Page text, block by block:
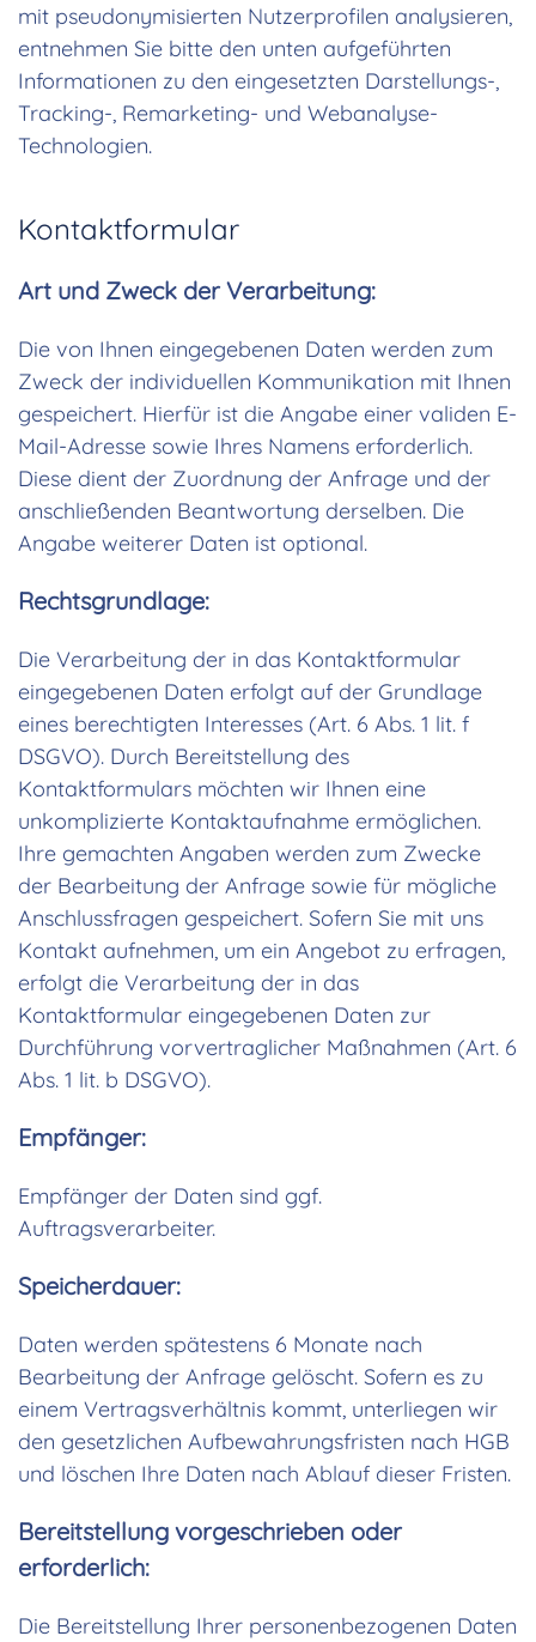
mit pseudonymisierten Nutzerprofilen analysieren,
entnehmen Sie bitte den unten aufgeführten
Informationen zu den eingesetzten Darstellungs-,
Tracking-, Remarketing- und Webanalyse-
Technologien.
Kontaktformular
Art und Zweck der Verarbeitung:
Die von Ihnen eingegebenen Daten werden zum
Zweck der individuellen Kommunikation mit Ihnen
gespeichert. Hierfür ist die Angabe einer validen E-
Mail-Adresse sowie Ihres Namens erforderlich.
Diese dient der Zuordnung der Anfrage und der
anschließenden Beantwortung derselben. Die
Angabe weiterer Daten ist optional.
Rechtsgrundlage:
Die Verarbeitung der in das Kontaktformular
eingegebenen Daten erfolgt auf der Grundlage
eines berechtigten Interesses (Art. 6 Abs. 1 lit. f
DSGVO). Durch Bereitstellung des
Kontaktformulars möchten wir Ihnen eine
unkomplizierte Kontaktaufnahme ermöglichen.
Ihre gemachten Angaben werden zum Zwecke
der Bearbeitung der Anfrage sowie für mögliche
Anschlussfragen gespeichert. Sofern Sie mit uns
Kontakt aufnehmen, um ein Angebot zu erfragen,
erfolgt die Verarbeitung der in das
Kontaktformular eingegebenen Daten zur
Durchführung vorvertraglicher Maßnahmen (Art. 6
Abs. 1 lit. b DSGVO).
Empfänger:
Empfänger der Daten sind ggf.
Auftragsverarbeiter.
Speicherdauer:
Daten werden spätestens 6 Monate nach
Bearbeitung der Anfrage gelöscht. Sofern es zu
einem Vertragsverhältnis kommt, unterliegen wir
den gesetzlichen Aufbewahrungsfristen nach HGB
und löschen Ihre Daten nach Ablauf dieser Fristen.
Bereitstellung vorgeschrieben oder
erforderlich:
Die Bereitstellung Ihrer personenbezogenen Daten